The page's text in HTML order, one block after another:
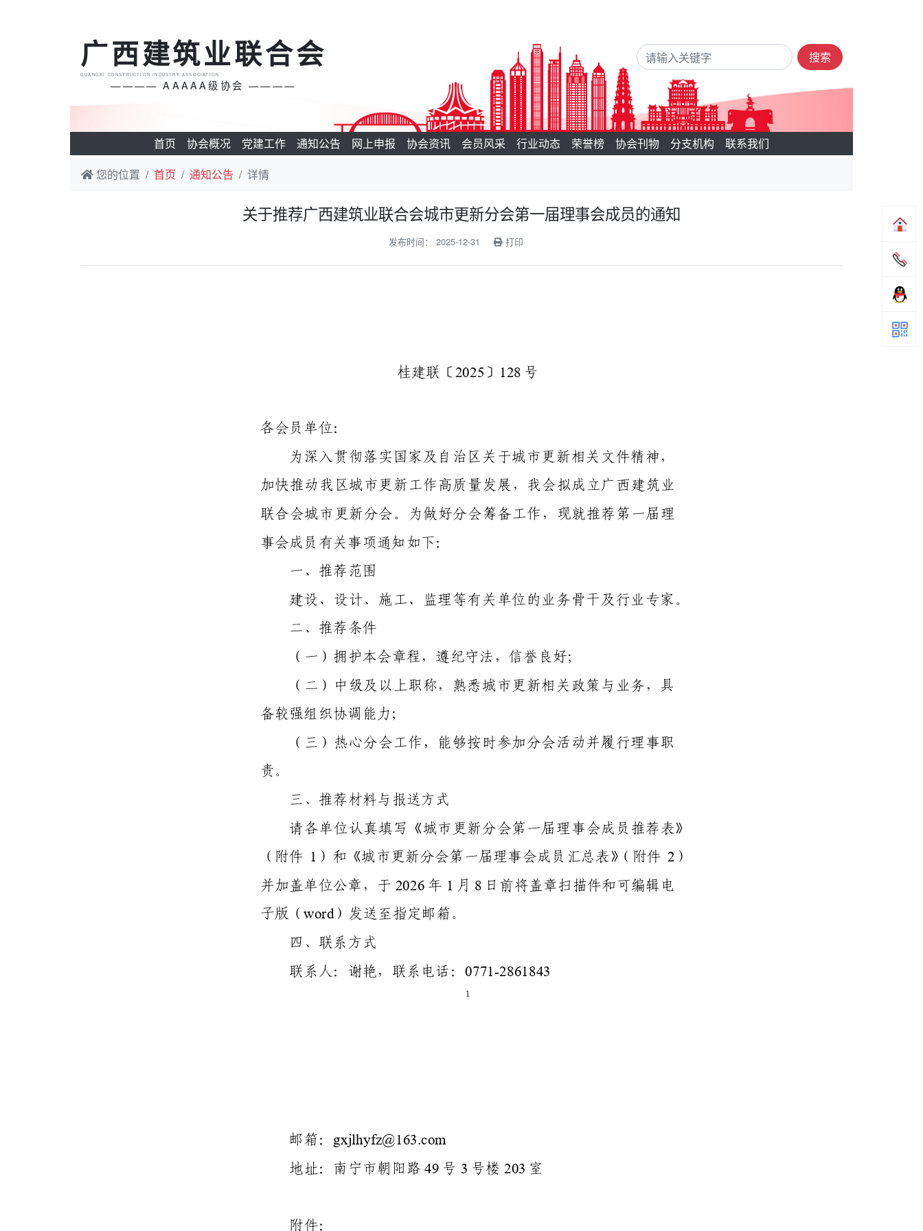
广西建筑业联合会
GUANGXI CONSTRUCTION INDUSTRY ASSOCIATION
———— AAAAA级协会 ————
搜索
首页 协会概况 党建工作 通知公告 网上申报 协会资讯 会员风采 行业动态 荣誉榜 协会刊物 分支机构
联系我们
您的位置
首页 通知公告 详情
关于推荐广西建筑业联合会城市更新分会第一届理事会成员的通知
发布时间： 2025-12-31 打印
1
桂建联〔 2025 〕 128 号
各会员单位：
为深入贯彻落实国家及自治区关于城市更新相关文件精神，
加快推动我区城市更新工作高质量发展，我会拟成立广西建筑业
联合会城市更新分会。为做好分会筹备工作，现就推荐第一届理
事会成员有关事项通知如下：
一、推荐范围
建设、设计、施工、监理等有关单位的业务骨干及行业专家。
二、推荐条件
（一）拥护本会章程，遵纪守法，信誉良好；
（二）中级及以上职称，熟悉城市更新相关政策与业务，具
备较强组织协调能力；
（三）热心分会工作，能够按时参加分会活动并履行理事职
责。
三、推荐材料与报送方式
请各单位认真填写《城市更新分会第一届理事会成员推荐表》
（附件 1 ）和《城市更新分会第一届理事会成员汇总表》（附件 2 ）
并加盖单位公章，于 2026 年 1 月 8 日前将盖章扫描件和可编辑电
子版（ word ）发送至指定邮箱。
四、联系方式
联系人：谢艳 ， 联系电话： 0771-2861843
邮箱： gxjlhyfz@163.com
地址：南宁市朝阳路 49 号 3 号楼 203 室
附件：